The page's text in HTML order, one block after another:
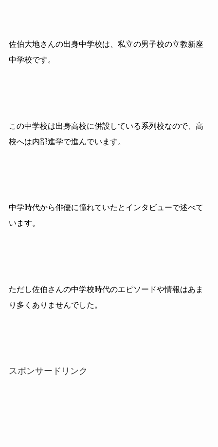
佐伯大地さんの出身中学校は、私立の男子校の立教新座
中学校です。
この中学校は出身高校に併設している系列校なので、高
校へは内部進学で進んでいます。
中学時代から俳優に憧れていたとインタビューで述べて
います。
ただし佐伯さんの中学校時代のエピソードや情報はあま
り多くありませんでした。
スポンサードリンク